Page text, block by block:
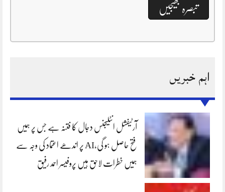
اہم خبریں
آرٹیفشل انٹلیجنس دجال کا فتنہ ہے جس پر ہمیں
فتح حاصل ہو گی،AI پر اندھے اعتماد کی وجہ سے
ہمیں خطرات لاحق ہیں پروفیسر احمد رفیق